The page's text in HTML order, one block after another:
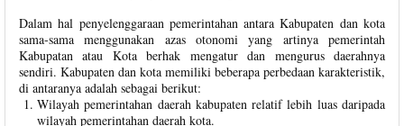
Dalam hal penyelenggaraan pemerintahan antara Kabupaten dan kota
sama-sama menggunakan azas otonomi yang artinya pemerintah
Kabupatan atau Kota berhak mengatur dan mengurus daerahnya
sendiri. Kabupaten dan kota memiliki beberapa perbedaan karakteristik,
di antaranya adalah sebagai berikut:
Wilayah pemerintahan daerah kabupaten relatif lebih luas daripada
wilayah pemerintahan daerah kota.